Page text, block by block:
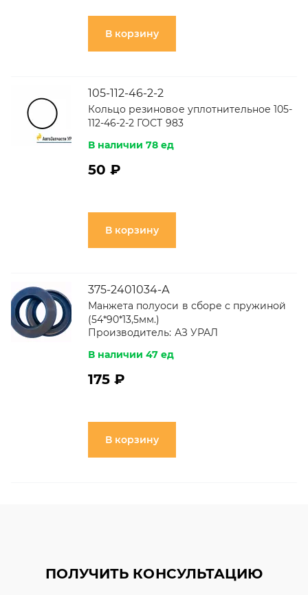
В корзину
105-112-46-2-2
Кольцо резиновое уплотнительное 105-
112-46-2-2 ГОСТ 983
В наличии 78 ед
50 ₽
В корзину
375-2401034-А
Манжета полуоси в сборе с пружиной
(54*90*13,5мм.)
Производитель: АЗ УРАЛ
В наличии 47 ед
175 ₽
В корзину
ПОЛУЧИТЬ КОНСУЛЬТАЦИЮ